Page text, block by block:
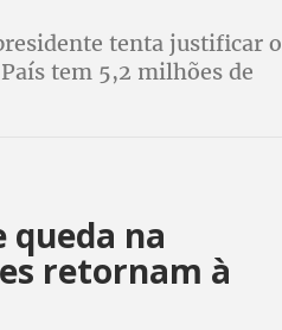
tenta justificar o
tem 5,2 milhões de
queda na
retornam à